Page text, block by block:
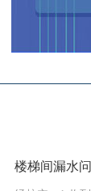
楼梯间漏水